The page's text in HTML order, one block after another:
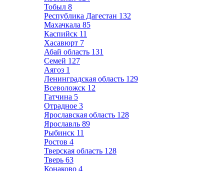
Тобыл 8
Республика Дагестан 132
Махачкала 85
Каспийск 11
Хасавюрт 7
Абай область 131
Семей 127
Аягоз 1
Ленинградская область 129
Всеволожск 12
Гатчина 5
Отрадное 3
Ярославская область 128
Ярославль 89
Рыбинск 11
Ростов 4
Тверская область 128
Тверь 63
Конаково 4